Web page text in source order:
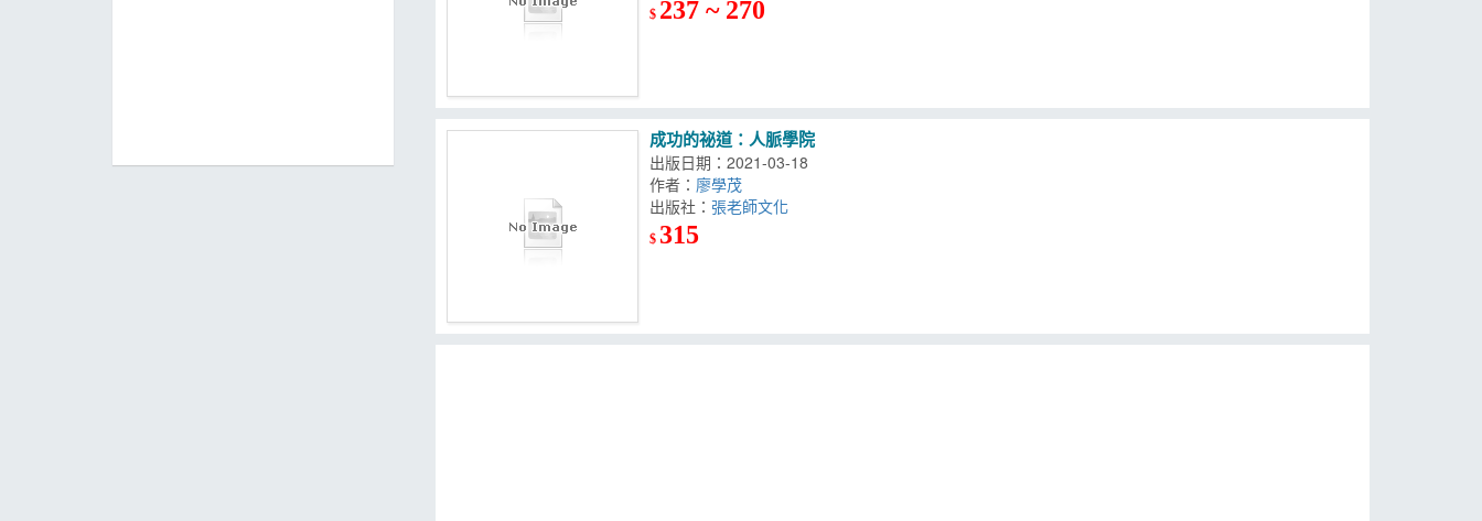
$ 237 ~ 270
成功的祕道：人脈學院
出版日期：2021-03-18
作者： 廖學茂
出版社：
$ 315